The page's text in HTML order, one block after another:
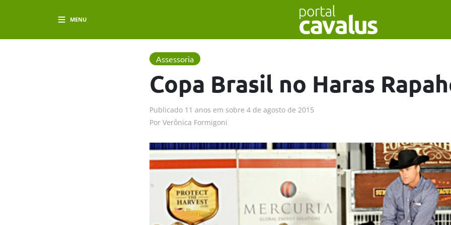
MENU
Assessoria
Copa Brasil no Haras
Publicado 11 anos em sobre 4 de agosto de 2015
Por Verônica Formigoni